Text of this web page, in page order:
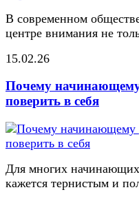
В современном
центре внимания не
15.02.26
Почему
поверить в себя
Для многих
кажется тернистым и